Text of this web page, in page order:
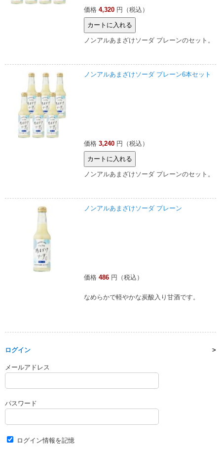
価格 4,320 円（税込）
ノンアルあまざけソーダ プレーンのセット。
ノンアルあまざけソーダ プレーン6本セット
価格 3,240 円（税込）
ノンアルあまざけソーダ プレーンのセット。
ノンアルあまざけソーダ プレーン
価格 486 円（税込）
なめらかで軽やかな炭酸入り甘酒です。
ログイン
メールアドレス
パスワード
ログイン情報を記憶